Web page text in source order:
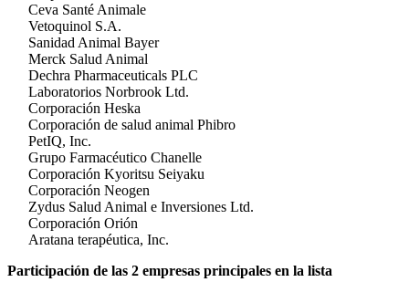
Ceva Santé Animale
Vetoquinol S.A.
Sanidad Animal Bayer
Merck Salud Animal
Dechra Pharmaceuticals PLC
Laboratorios Norbrook Ltd.
Corporación Heska
Corporación de salud animal Phibro
PetIQ, Inc.
Grupo Farmacéutico Chanelle
Corporación Kyoritsu Seiyaku
Corporación Neogen
Zydus Salud Animal e Inversiones Ltd.
Corporación Orión
Aratana terapéutica, Inc.
Participación de las 2 empresas principales en la lista